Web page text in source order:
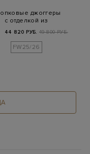
джоггеры
с отделкой из
и поясом на
к…
44 820 РУБ. 49 800 РУБ.
FW25/26